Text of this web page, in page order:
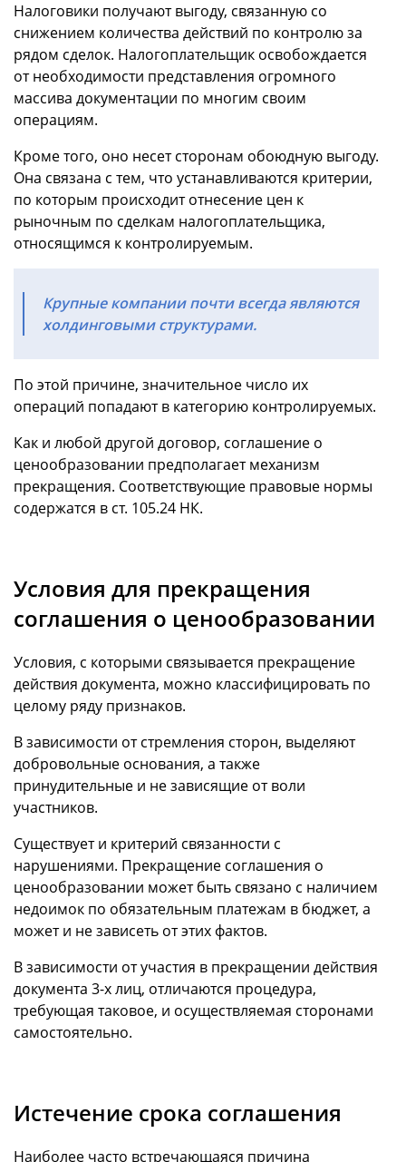
Налоговики получают выгоду, связанную со
снижением количества действий по контролю за
рядом сделок. Налогоплательщик освобождается
от необходимости представления огромного
массива документации по многим своим
операциям.
Кроме того, оно несет сторонам обоюдную выгоду.
Она связана с тем, что устанавливаются критерии,
по которым происходит отнесение цен к
рыночным по сделкам налогоплательщика,
относящимся к контролируемым.
Крупные компании почти всегда являются
холдинговыми структурами.
По этой причине, значительное число их
операций попадают в категорию контролируемых.
Как и любой другой договор, соглашение о
ценообразовании предполагает механизм
прекращения. Соответствующие правовые нормы
содержатся в ст. 105.24 НК.
Условия для прекращения
соглашения о ценообразовании
Условия, с которыми связывается прекращение
действия документа, можно классифицировать по
целому ряду признаков.
В зависимости от стремления сторон, выделяют
добровольные основания, а также
принудительные и не зависящие от воли
участников.
Существует и критерий связанности с
нарушениями. Прекращение соглашения о
ценообразовании может быть связано с наличием
недоимок по обязательным платежам в бюджет, а
может и не зависеть от этих фактов.
В зависимости от участия в прекращении действия
документа 3-х лиц, отличаются процедура,
требующая таковое, и осуществляемая сторонами
самостоятельно.
Истечение срока соглашения
Наиболее часто встречающаяся причина